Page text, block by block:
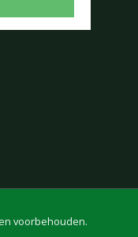
voorbehouden.